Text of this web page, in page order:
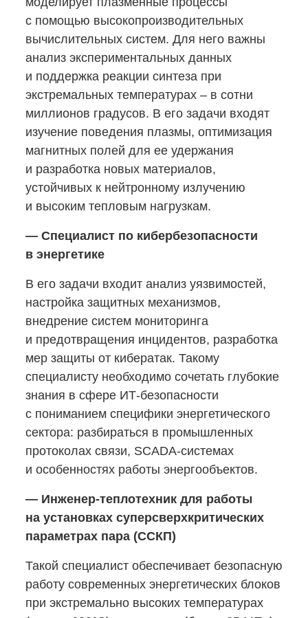
с помощью высокопроизводительных
вычислительных систем. Для него важны
анализ экспериментальных данных
и поддержка реакции синтеза при
экстремальных температурах ‒ в сотни
миллионов градусов. В его задачи входят
изучение поведения плазмы, оптимизация
магнитных полей для ее удержания
и разработка новых материалов,
устойчивых к нейтронному излучению
и высоким тепловым нагрузкам.
— Специалист по кибербезопасности
в энергетике
В его задачи входит анализ уязвимостей,
настройка защитных механизмов,
внедрение систем мониторинга
и предотвращения инцидентов, разработка
мер защиты от кибератак. Такому
специалисту необходимо сочетать глубокие
знания в сфере ИТ‑безопасности
с пониманием специфики энергетического
сектора: разбираться в промышленных
протоколах связи, SCADA‑системах
и особенностях работы энергообъектов.
— Инженер-теплотехник для работы
на установках суперсверхкритических
параметрах пара (ССКП)
Такой специалист обеспечивает безопасную
работу современных энергетических блоков
при экстремально высоких температурах